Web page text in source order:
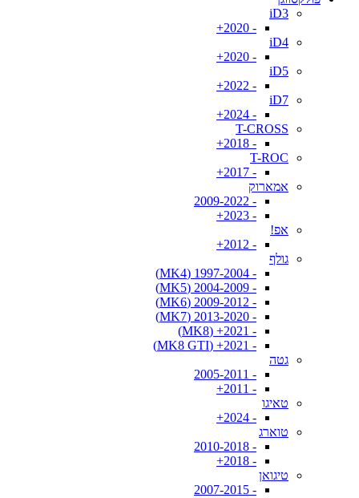
iD3
- 2020+
iD4
- 2020+
iD5
- 2022+
iD7
- 2024+
T-CROSS
- 2018+
T-ROC
- 2017+
אמארוק
- 2009-2022
- 2023+
אפ!
- 2012+
גולף
- 1997-2004 (MK4)
- 2004-2009 (MK5)
- 2009-2012 (MK6)
- 2013-2020 (MK7)
- 2021+ (MK8)
- 2021+ (MK8 GTI)
גטה
- 2005-2011
- 2011+
טאיגו
- 2024+
טוארג
- 2010-2018
- 2018+
טיגואן
- 2007-2015